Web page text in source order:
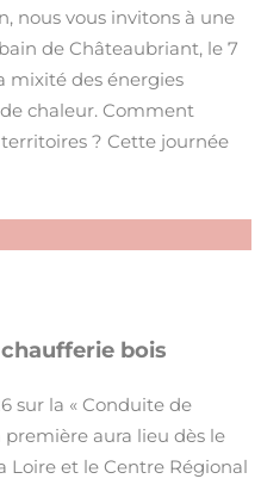
nous vous invitons à une
de Châteaubriant, le 7
mixité des énergies
chaleur. Comment
? Cette journée
bois
sur la « Conduite de
première aura lieu dès le
Loire et le Centre Régional